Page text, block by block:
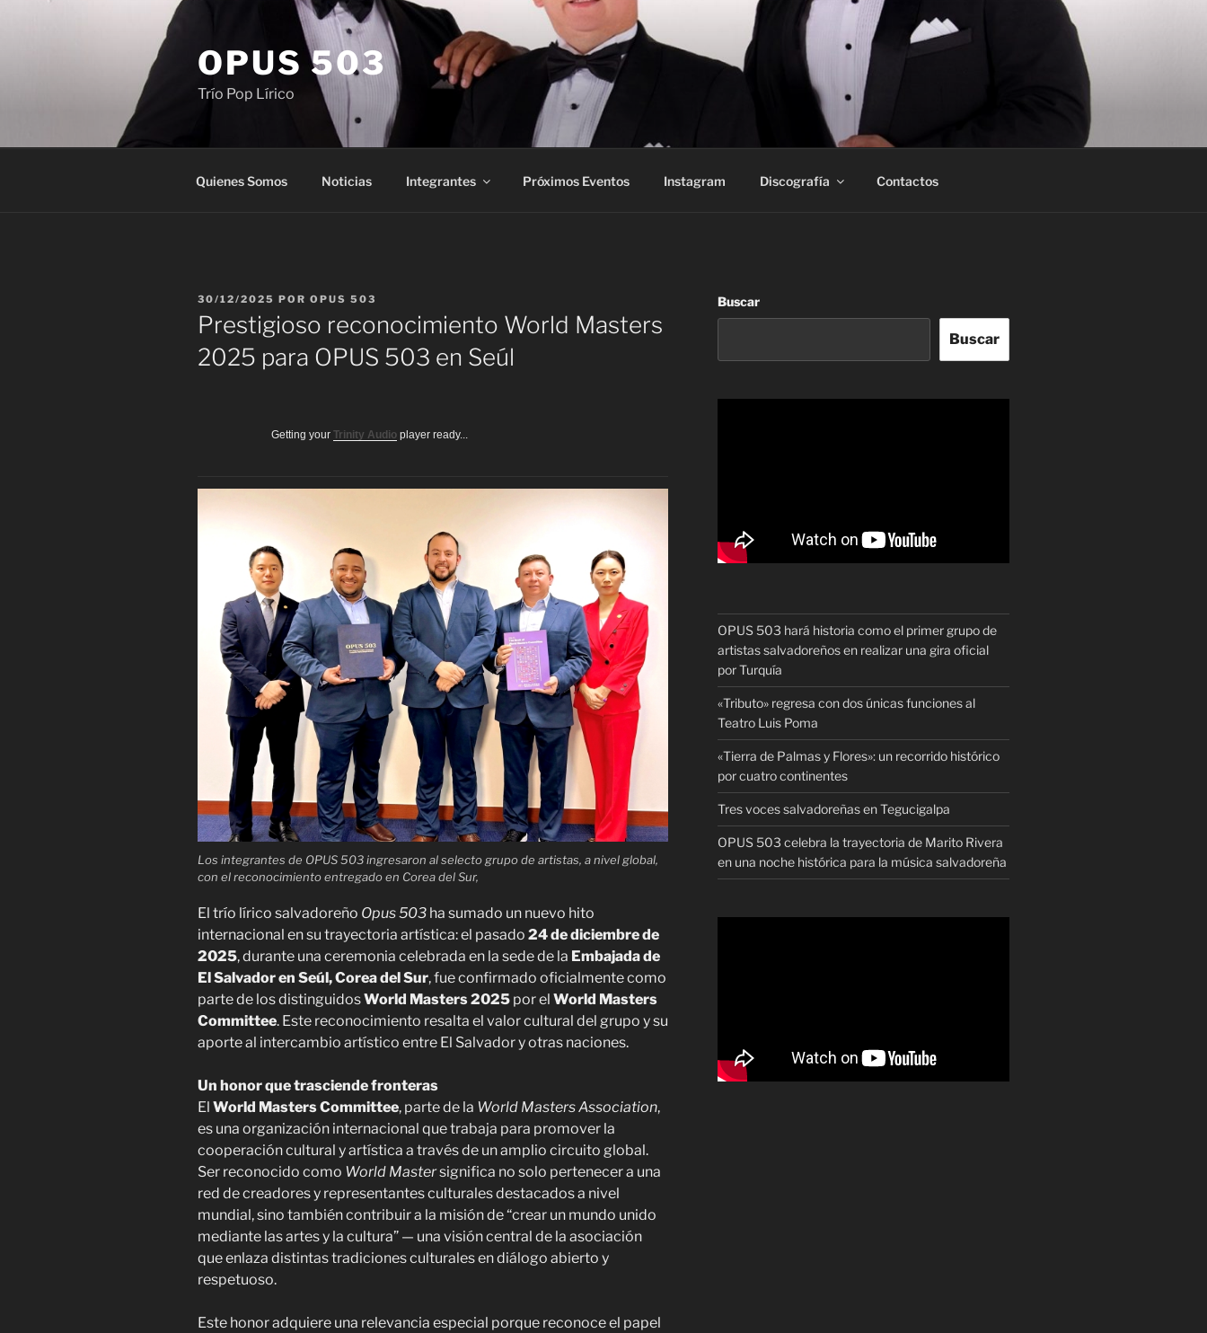
OPUS 503
Trío Pop Lírico
Quienes Somos Noticias Integrantes Próximos Eventos Instagram Discografía Contactos
PUBLICADO
EL
30/12/2025 POR OPUS 503
Prestigioso reconocimiento World Masters
2025 para OPUS 503 en Seúl
Getting your Trinity Audio player ready...
Los integrantes de OPUS 503 ingresaron al selecto grupo de artistas, a nivel global,
con el reconocimiento entregado en Corea del Sur,
El trío lírico salvadoreño Opus 503 ha sumado un nuevo hito
internacional en su trayectoria artística: el pasado 24 de diciembre de
2025, durante una ceremonia celebrada en la sede de la Embajada de
El Salvador en Seúl, Corea del Sur, fue confirmado oficialmente como
parte de los distinguidosWorld Masters 2025 por el World Masters
Committee. Este reconocimiento resalta el valor cultural del grupo y su
aporte al intercambio artístico entre El Salvador y otras naciones.
Un honor que trasciende fronteras
El World Masters Committee, parte de la World Masters Association,
es una organización internacional que trabaja para promover la
cooperación cultural y artística a través de un amplio circuito global.
Ser reconocido como World Mastersignifica no solo pertenecer a una
red de creadores y representantes culturales destacados a nivel
mundial, sino también contribuir a la misión de “crear un mundo unido
mediante las artes y la cultura” — una visión central de la asociación
que enlaza distintas tradiciones culturales en diálogo abierto y
respetuoso.
Este honor adquiere una relevancia especial porque reconoce el papel
Buscar
Buscar
OPUS 503 hará historia como el primer grupo de
artistas salvadoreños en realizar una gira oficial
por Turquía
«Tributo» regresa con dos únicas funciones al
Teatro Luis Poma
«Tierra de Palmas y Flores»: un recorrido histórico
por cuatro continentes
Tres voces salvadoreñas en Tegucigalpa
OPUS 503 celebra la trayectoria de Marito Rivera
en una noche histórica para la música salvadoreña